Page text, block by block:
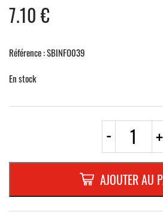
7.10€
Référence : SBINFO039
En stock
- quantité
PLAQUETTE
OPTIQUE
INOX
180x40x1
mm
"BUANDERIE"
+
AJOUTER AU